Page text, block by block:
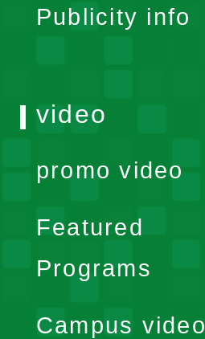
Publicity info
video
promo video
Featured
Programs
Campus video